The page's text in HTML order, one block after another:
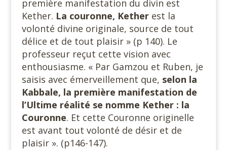
première manifestation du divin est
Kether. La couronne, Ketherest la
volonté divine originale, source de tout
délice et de tout plaisir » (p 140). Le
professeur reçut cette vision avec
enthousiasme. « Par Gamzou et Ruben, je
saisis avec émerveillement que, selon la
Kabbale, la première manifestation de
l’Ultime réalité se nomme Kether : la
Couronne. Et cette Couronne originelle
est avant tout volonté de désir et de
plaisir ». (p146-147).